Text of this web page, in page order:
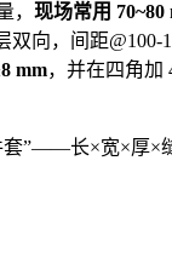
， 现场常用 70~80
双向，间距@100-
mm，并在四角加
套”——长×宽×厚×